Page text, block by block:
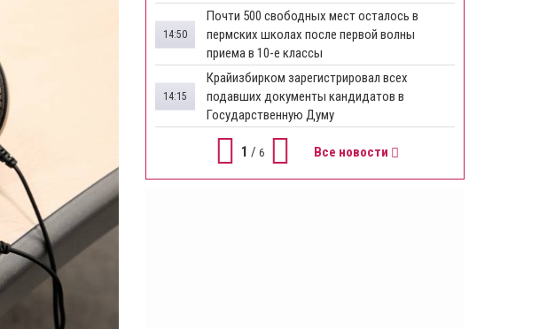
Почти 500 свободных мест осталось в
пермских школах после первой волны
приема в 10-е классы
14:50
Крайизбирком зарегистрировал всех
подавших документы кандидатов в
Государственную Думу
14:15
1 / 6 Все новости